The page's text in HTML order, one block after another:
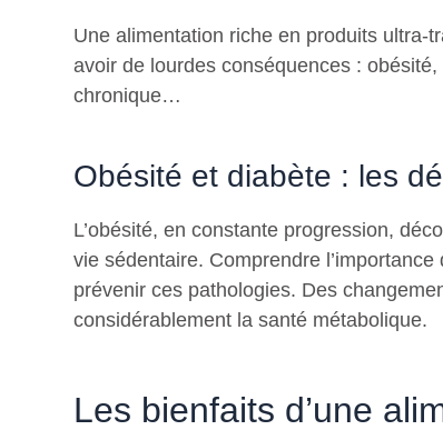
Une alimentation riche en produits ultra-
avoir de lourdes conséquences :
chronique…
Obésité et diabète : les
L’obésité, en constante progression,
vie sédentaire. Comprendre
prévenir ces pathologies. Des
considérablement la santé métabolique.
Les bienfaits d’une